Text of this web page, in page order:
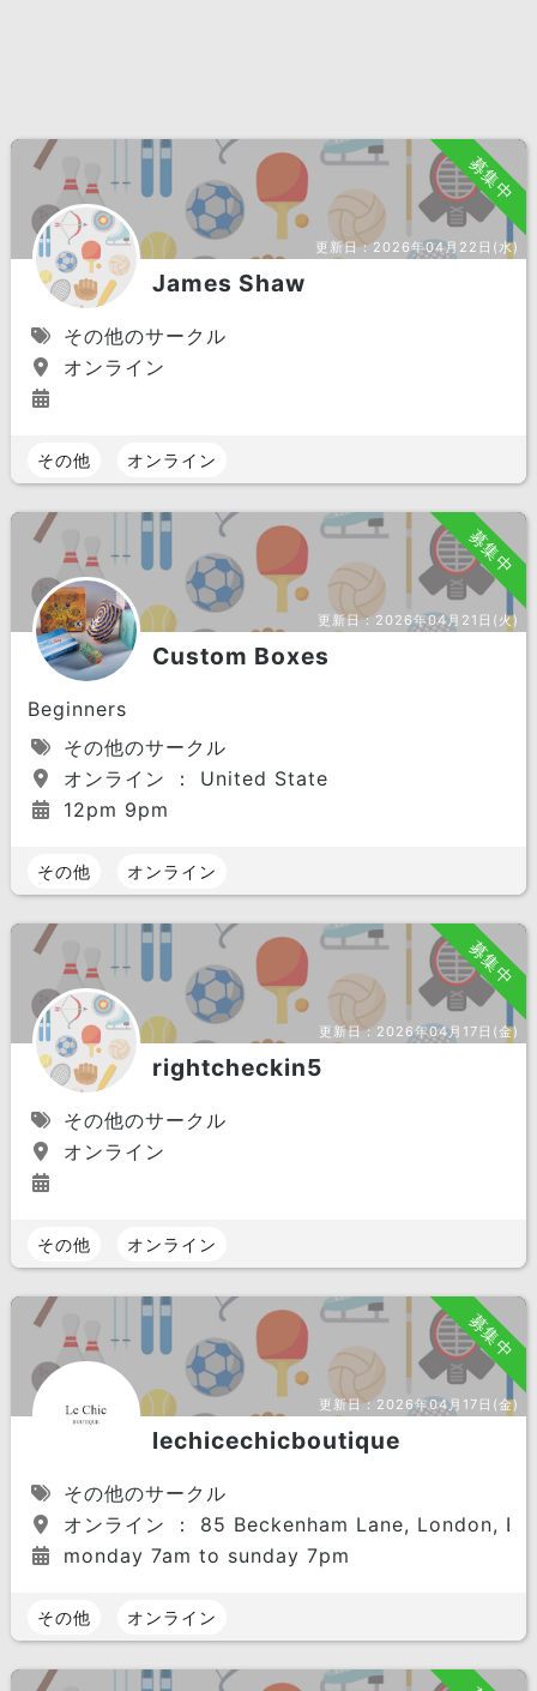
募集中
更新日：2026年04月22日(水)
James Shaw
その他のサークル
オンライン
その他 オンライン
募集中
更新日： 2026年04月21日(火)
Custom Boxes
Beginners
その他のサークル
オンライン ： United State
12pm 9pm
その他 オンライン
募集中
更新日： 2026年04月17日(金)
rightcheckin5
その他のサークル
オンライン
その他 オンライン
募集中
更新日： 2026年04月17日(金)
lechicechicboutique
その他のサークル
オンライン ： 85 Beckenham Lane, London,
monday 7am to sunday 7pm
その他 オンライン